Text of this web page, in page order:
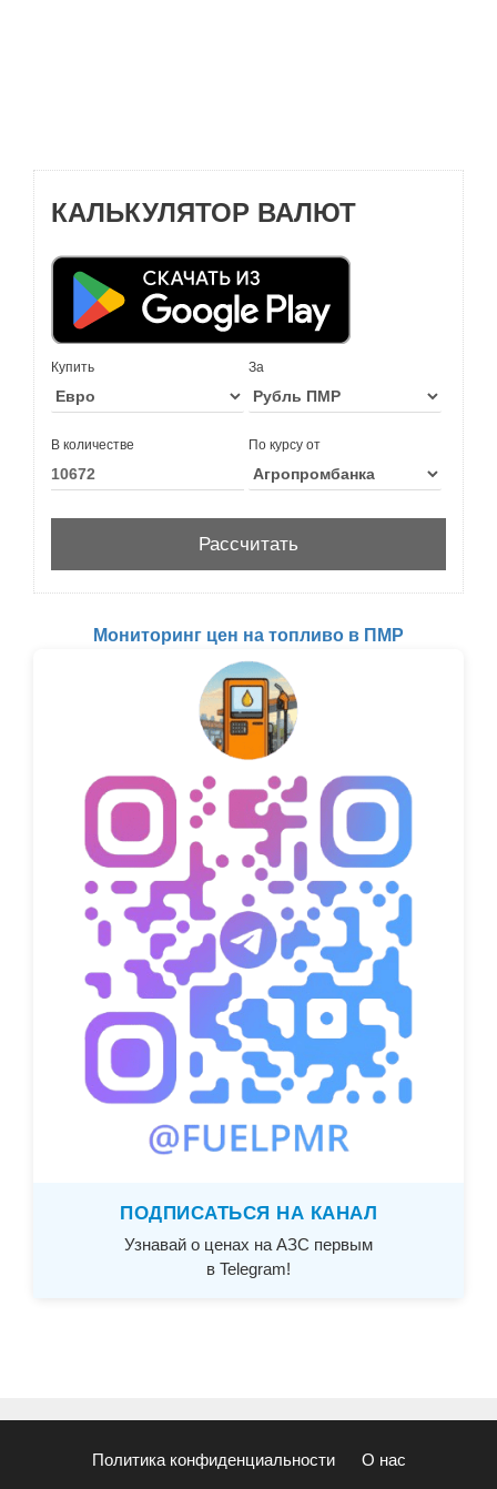
КАЛЬКУЛЯТОР ВАЛЮТ
Купить За
В количестве По курсу от
Мониторинг цен на топливо в ПМР
ПОДПИСАТЬСЯ НА КАНАЛ
Узнавай о ценах на АЗС первым
в Telegram!
Политика конфиденциальности О нас